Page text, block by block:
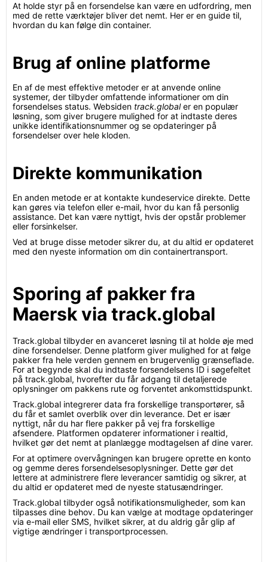
At holde styr på en forsendelse kan være en udfordring, men
med de rette værktøjer bliver det nemt. Her er en guide til,
hvordan du kan følge din container.
Brug af online platforme
En af de mest effektive metoder er at anvende online
systemer, der tilbyder omfattende informationer om din
forsendelses status. Websiden track.globaler en populær
løsning, som giver brugere mulighed for at indtaste deres
unikke identifikationsnummer og se opdateringer på
forsendelser over hele kloden.
Direkte kommunikation
En anden metode er at kontakte kundeservice direkte. Dette
kan gøres via telefon eller e-mail, hvor du kan få personlig
assistance. Det kan være nyttigt, hvis der opstår problemer
eller forsinkelser.
Ved at bruge disse metoder sikrer du, at du altid er opdateret
med den nyeste information om din containertransport.
Sporing af pakker fra
Maersk via track.global
Track.global tilbyder en avanceret løsning til at holde øje med
dine forsendelser. Denne platform giver mulighed for at følge
pakker fra hele verden gennem en brugervenlig grænseflade.
For at begynde skal du indtaste forsendelsens ID i søgefeltet
på track.global, hvorefter du får adgang til detaljerede
oplysninger om pakkens rute og forventet ankomsttidspunkt.
Track.global integrerer data fra forskellige transportører, så
du får et samlet overblik over din leverance. Det er især
nyttigt, når du har flere pakker på vej fra forskellige
afsendere. Platformen opdaterer informationer i realtid,
hvilket gør det nemt at planlægge modtagelsen af dine varer.
For at optimere overvågningen kan brugere oprette en konto
og gemme deres forsendelsesoplysninger. Dette gør det
lettere at administrere flere leverancer samtidig og sikrer, at
du altid er opdateret med de nyeste statusændringer.
Track.global tilbyder også notifikationsmuligheder, som kan
tilpasses dine behov. Du kan vælge at modtage opdateringer
via e-mail eller SMS, hvilket sikrer, at du aldrig går glip af
vigtige ændringer i transportprocessen.